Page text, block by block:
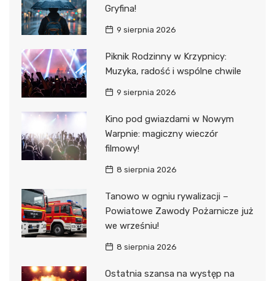
Gryfina!
9 sierpnia 2026
Piknik Rodzinny w Krzypnicy:
Muzyka, radość i wspólne chwile
9 sierpnia 2026
Kino pod gwiazdami w Nowym
Warpnie: magiczny wieczór
filmowy!
8 sierpnia 2026
Tanowo w ogniu rywalizacji –
Powiatowe Zawody Pożarnicze już
we wrześniu!
8 sierpnia 2026
Ostatnia szansa na występ na